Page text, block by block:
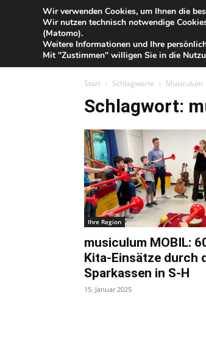
Blog
der
Sparkasse
Start Schlagworte Musiculum
Schlagwort:
Ihre Region
musiculum MOBIL:
Kita-Einsätze durch
Sparkassen in S-H
15. Januar 2025
Wir verwenden Cookies, um Ihnen die
Wir nutzen technisch notwendige
(Matomo).
Weitere Informationen und Ihre
Mit "Zustimmen" willigen Sie in die